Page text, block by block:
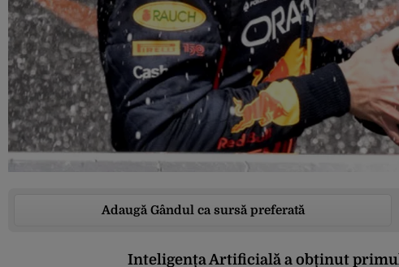
Adaugă Gândul ca sursă preferată
Inteligența Artificială a obținut